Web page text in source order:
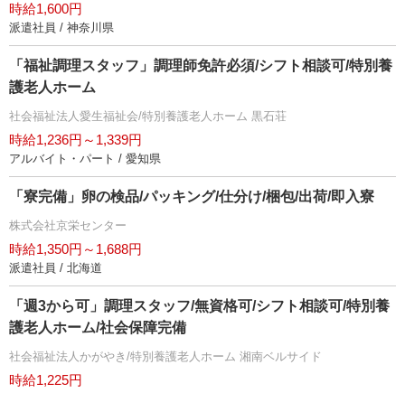
時給1,600円
派遣社員 / 神奈川県
「福祉調理スタッフ」調理師免許必須/シフト相談可/特別養
護老人ホーム
社会福祉法人愛生福祉会/特別養護老人ホーム 黒石荘
時給1,236円～1,339円
アルバイト・パート / 愛知県
「寮完備」卵の検品/パッキング/仕分け/梱包/出荷/即入寮
株式会社京栄センター
時給1,350円～1,688円
派遣社員 / 北海道
「週3から可」調理スタッフ/無資格可/シフト相談可/特別養
護老人ホーム/社会保障完備
社会福祉法人かがやき/特別養護老人ホーム 湘南ベルサイド
時給1,225円